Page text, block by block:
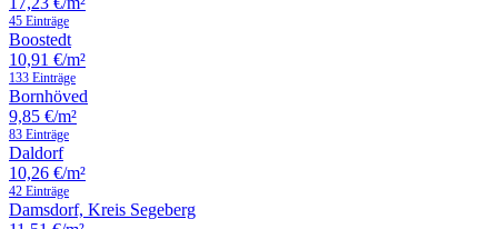
45 Einträge
Boostedt
10,91 €/m²
133 Einträge
Bornhöved
9,85 €/m²
83 Einträge
Daldorf
10,26 €/m²
42 Einträge
Damsdorf, Kreis Segeberg